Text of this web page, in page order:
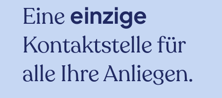
Eine einzige
Kontaktstelle für
alle Ihre Anliegen.